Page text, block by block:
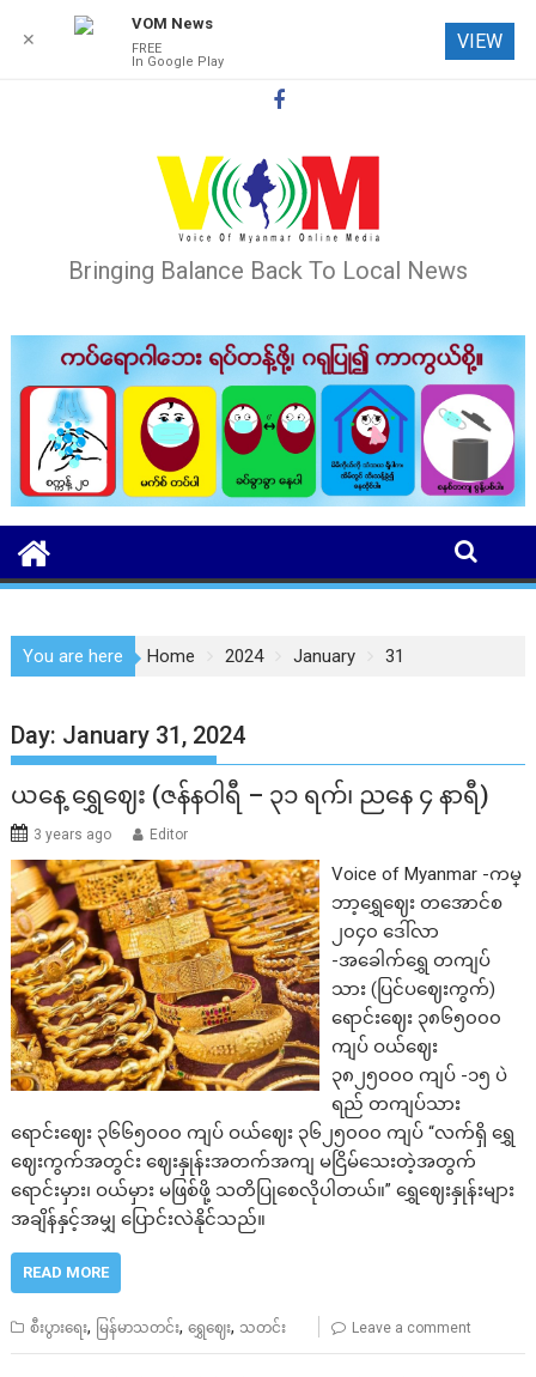
Bringing Balance Back To Local News
You are here Home 2024 January 31
Day: January 31, 2024
ယနေ့ ရွှေဈေး (ဇန်နဝါရီ – ၃၁ ရက်၊ ညနေ ၄ နာရီ)
3 years ago Editor
Voice of Myanmar -ကမ္
ဘာ့ရွှေဈေး တအောင်စ
၂၀၄၀ ဒေါ်လာ
-အခေါက်ရွှေ တကျပ်
သား (ပြင်ပဈေးကွက်)
ရောင်းဈေး ၃၈၆၅၀၀၀
ကျပ် ဝယ်ဈေး
၃၈၂၅၀၀၀ ကျပ် -၁၅ ပဲ
ရည် တကျပ်သား
ရောင်းဈေး ၃၆၆၅၀၀၀ ကျပ် ဝယ်ဈေး ၃၆၂၅၀၀၀ ကျပ် “လက်ရှိ ရွှေ
ဈေးကွက်အတွင်း ဈေးနှုန်းအတက်အကျ မငြိမ်သေးတဲ့အတွက်
ရောင်းမှား၊ ဝယ်မှား မဖြစ်ဖို့ သတိပြုစေလိုပါတယ်။” ရွှေဈေးနှုန်းများ
အချိန်နှင့်အမျှ ပြောင်းလဲနိုင်သည်။
READ MORE
စီးပွားရေး, မြန်မာသတင်း,ရွှေဈေး, သတင်း Leave a comment
✕
VOM News
FREE
In Google Play
VIEW